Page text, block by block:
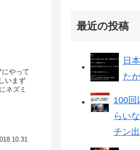
やって
いまず
ネズミ
最近の投稿
日
た
100回
らい
チン